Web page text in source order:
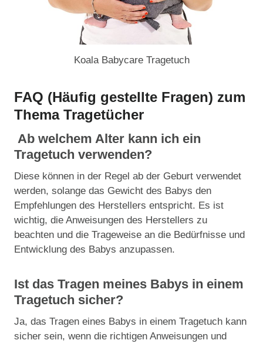
Koala Babycare Tragetuch
FAQ (Häufig gestellte Fragen) zum
Thema Tragetücher
Ab welchem Alter kann ich ein
Tragetuch verwenden?
Diese können in der Regel ab der Geburt verwendet
werden, solange das Gewicht des Babys den
Empfehlungen des Herstellers entspricht. Es ist
wichtig, die Anweisungen des Herstellers zu
beachten und die Trageweise an die Bedürfnisse und
Entwicklung des Babys anzupassen.
Ist das Tragen meines Babys in einem
Tragetuch sicher?
Ja, das Tragen eines Babys in einem Tragetuch kann
sicher sein, wenn die richtigen Anweisungen und